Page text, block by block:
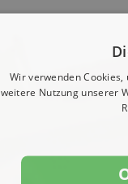
Wir verwenden
weitere Nutzung unserer